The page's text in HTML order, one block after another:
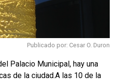
Publicado por: Cesar O. Duron
Palacio Municipal, hay una
de la ciudad.A las 10 de la